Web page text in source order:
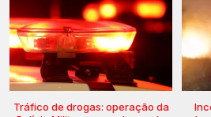
Tráfico de drogas: operação da